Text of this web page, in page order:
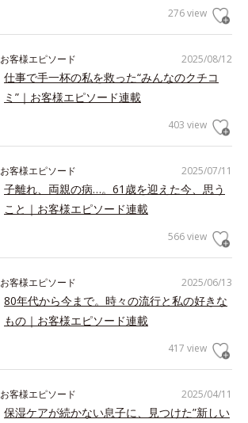
276 view
2025/08/12
お客様エピソード
仕事で手一杯の私を救った“みんなのクチコ
ミ”｜お客様エピソード連載
403 view
2025/07/11
お客様エピソード
子離れ、両親の病…。61歳を迎えた今、思う
こと｜お客様エピソード連載
566 view
2025/06/13
お客様エピソード
80年代から今まで。時々の流行と私の好きな
もの｜お客様エピソード連載
417 view
2025/04/11
お客様エピソード
保湿ケアが続かない息子に、見つけた”新しい